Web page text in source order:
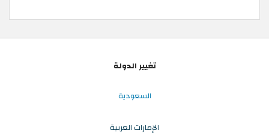
تغيير الدولة
السعودية
الإمارات العربية